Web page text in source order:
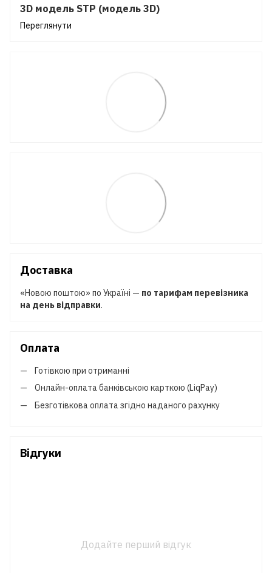
3D модель STP (модель 3D)
Переглянути
Доставка
«Новою поштою» по Україні — по тарифам перевізника
на день відправки.
Оплата
Готівкою при отриманні
Онлайн-оплата банківською карткою (LiqPay)
Безготівкова оплата згідно наданого рахунку
Відгуки
Додайте перший відгук